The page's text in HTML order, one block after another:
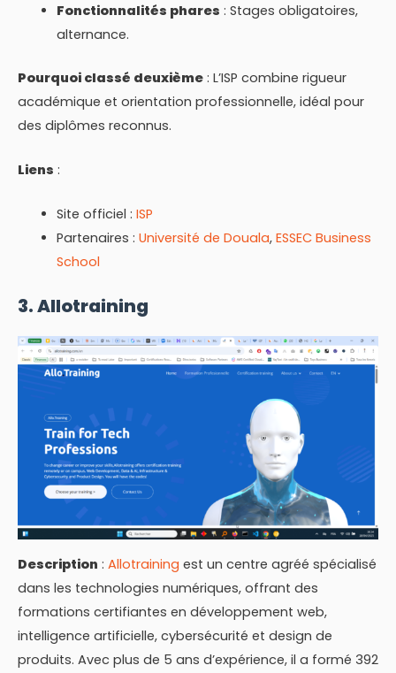
Fonctionnalités phares : Stages obligatoires,
alternance.
Pourquoi classé deuxième : L’ISP combine rigueur
académique et orientation professionnelle, idéal pour
des diplômes reconnus.
Liens :
Site officiel : ISP
Partenaires : Université de Douala, ESSEC Business
School
3. Allotraining
Description : Allotraining est un centre agréé spécialisé
dans les technologies numériques, offrant des
formations certifiantes en développement web,
intelligence artificielle, cybersécurité et design de
produits. Avec plus de 5 ans d’expérience, il a formé 392